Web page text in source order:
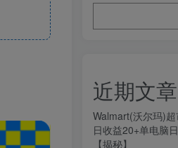
近期文章
Walmart(沃尔玛)
日收益20+单电脑
【揭秘】